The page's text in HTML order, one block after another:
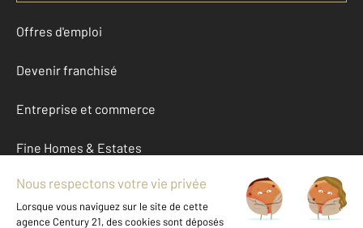
Offres d'emploi
Devenir franchisé
Entreprise et commerce
Fine Homes & Estates
À propos